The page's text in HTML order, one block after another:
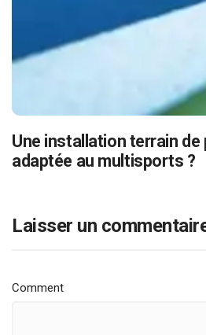
Une installation terrain
adaptée au multisports ?
Laisser un
Comment